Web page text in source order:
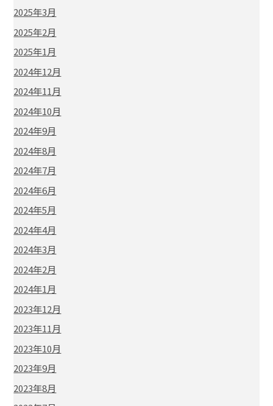
2025年3月
2025年2月
2025年1月
2024年12月
2024年11月
2024年10月
2024年9月
2024年8月
2024年7月
2024年6月
2024年5月
2024年4月
2024年3月
2024年2月
2024年1月
2023年12月
2023年11月
2023年10月
2023年9月
2023年8月